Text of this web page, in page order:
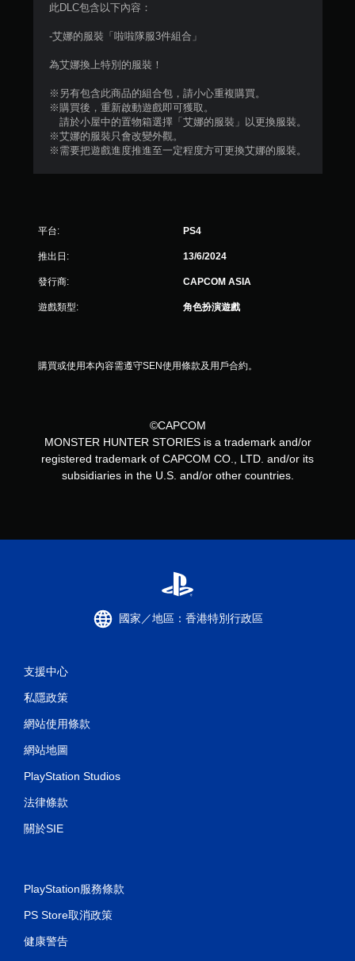
此DLC包含以下內容：
-艾娜的服裝「啦啦隊服3件組合」
為艾娜換上特別的服裝！
※另有包含此商品的組合包，請小心重複購買。
※購買後，重新啟動遊戲即可獲取。
請於小屋中的置物箱選擇「艾娜的服裝」以更換服裝。
※艾娜的服裝只會改變外觀。
※需要把遊戲進度推進至一定程度方可更換艾娜的服裝。
平台: PS4
推出日: 13/6/2024
發行商: CAPCOM ASIA
遊戲類型: 角色扮演遊戲
購買或使用本內容需遵守SEN使用條款及用戶合約。
©CAPCOM
MONSTER HUNTER STORIES is a trademark and/or
registered trademark of CAPCOM CO., LTD. and/or its
subsidiaries in the U.S. and/or other countries.
國家／地區：香港特別行政區
支援中心
私隱政策
網站使用條款
網站地圖
PlayStation Studios
法律條款
關於SIE
PlayStation服務條款
PS Store取消政策
健康警告